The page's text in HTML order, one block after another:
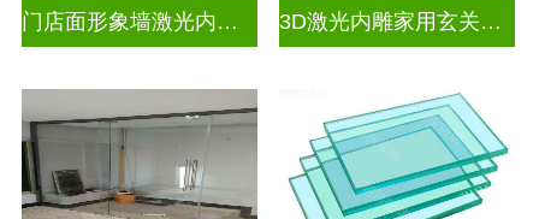
门店面形象墙激光内雕发光艺术玻璃 3D激光内雕家用玄关隔断